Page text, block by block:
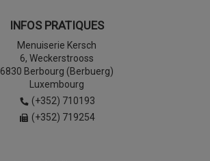
INFOS PRATIQUES
Menuiserie Kersch
6, Weckerstrooss
6830 Berbourg (Berbuerg)
Luxembourg
(+352) 710193
(+352) 719254